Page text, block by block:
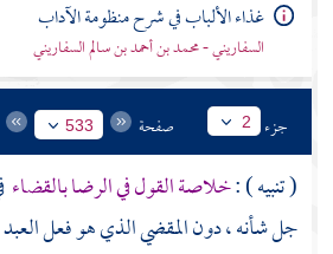
غذاء الألباب في شرح منظومة الآداب
السفاريني - محمد بن أحمد بن سالم السفاريني
جزء 2 صفحة 533
( تنبيه ) :خلاصة القول في الرضا بالقضاء
جل شأنه ، دون المقضي الذي هو فعل العبد